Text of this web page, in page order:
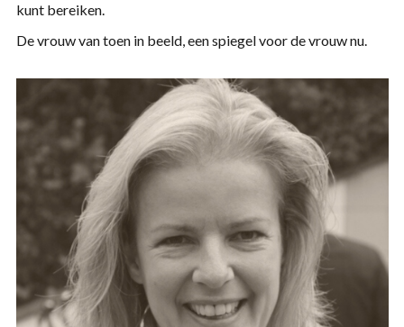
kunt bereiken.
De vrouw van toen in beeld, een spiegel voor de vrouw nu.